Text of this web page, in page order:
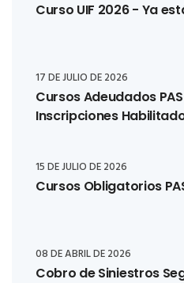
Curso UIF 2026 - Ya
17 DE JULIO DE 2026
Cursos Adeudados
Inscripciones
15 DE JULIO DE 2026
Cursos Obligatorios
08 DE ABRIL DE 2026
Cobro de Siniestros